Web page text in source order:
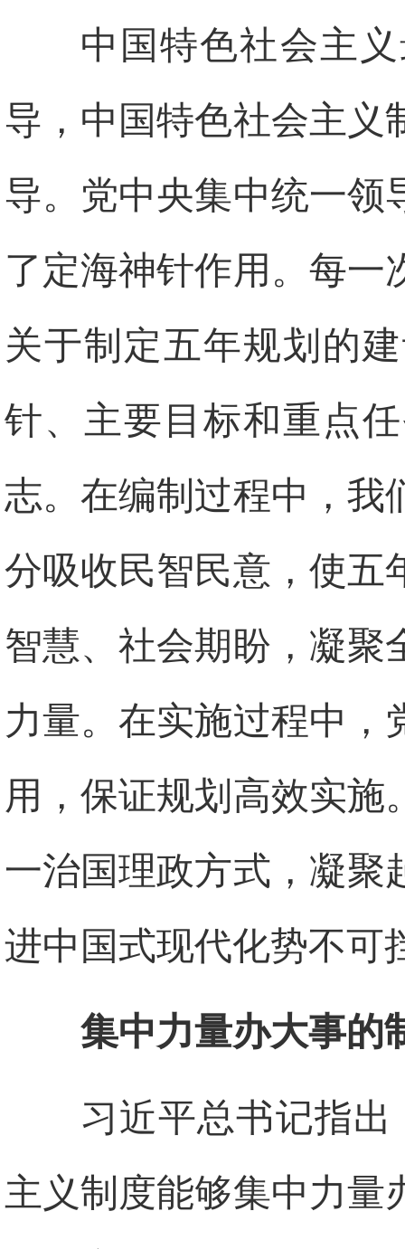
中国特色社会主
导，中国特色社会主义
导。党中央集中统一领
了定海神针作用。每一
关于制定五年规划的
针、主要目标和重点
志。在编制过程中，我
分吸收民智民意，使五
智慧、社会期盼，凝聚
力量。在实施过程中，
用，保证规划高效实施
一治国理政方式，凝聚
进中国式现代化势不可
集中力量办大事的
习近平总书记指
主义制度能够集中力量